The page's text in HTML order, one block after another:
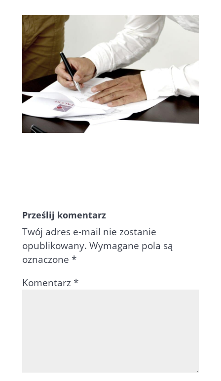
Prześlij komentarz
Twój adres e-mail nie zostanie
opublikowany. Wymagane pola są
oznaczone *
Komentarz *